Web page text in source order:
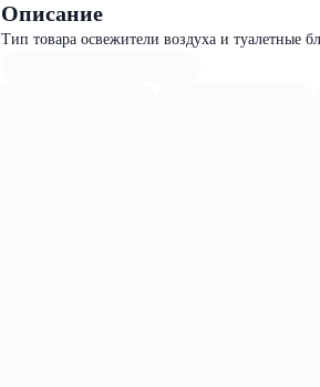
Описание
Тип товара освежители воздуха и туалетные